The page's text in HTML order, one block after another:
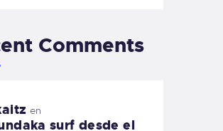
Comments
en
surf desde el